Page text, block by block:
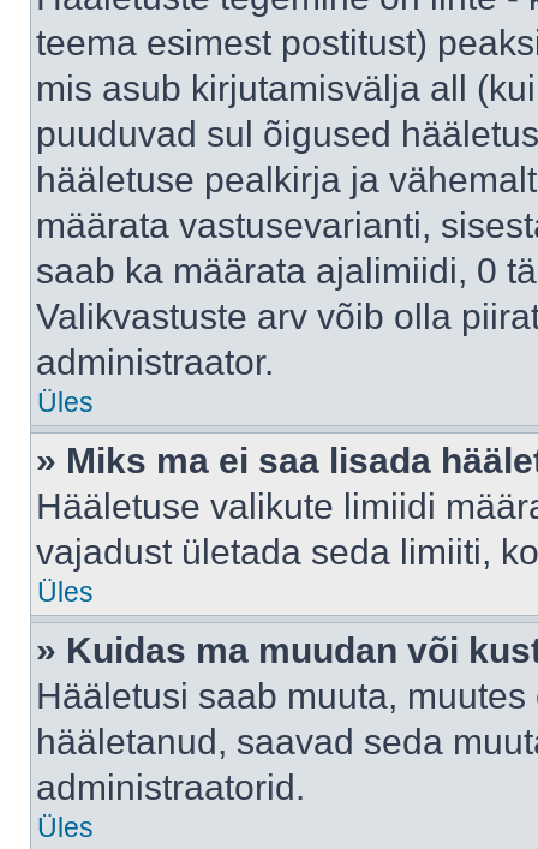
teema esimest postitust)
mis asub kirjutamisvälja all
puuduvad sul õigused
hääletuse pealkirja ja
määrata vastusevarianti,
saab ka määrata ajalimiidi, 0
Valikvastuste arv võib olla
administraator.
Üles
» Miks ma ei saa lisada
Hääletuse valikute limiidi
vajadust ületada seda limiiti,
Üles
» Kuidas ma muudan või
Hääletusi saab muuta,
hääletanud, saavad seda
administraatorid.
Üles